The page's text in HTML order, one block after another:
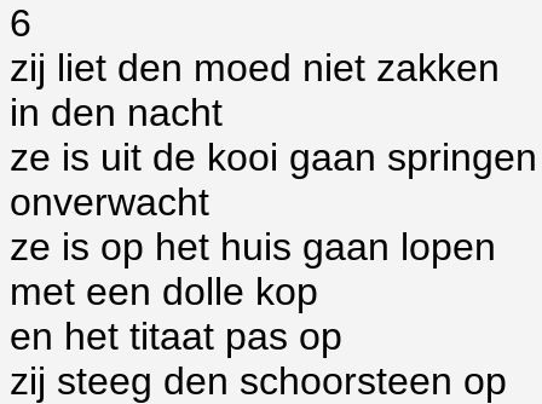
6
zij liet den moed niet zakken
in den nacht
ze is uit de kooi gaan springen
onverwacht
ze is op het huis gaan lopen
met een dolle kop
en het titaat pas op
zij steeg den schoorsteen op